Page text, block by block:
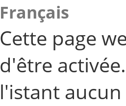
Français
Cette page
d'être
l'istant